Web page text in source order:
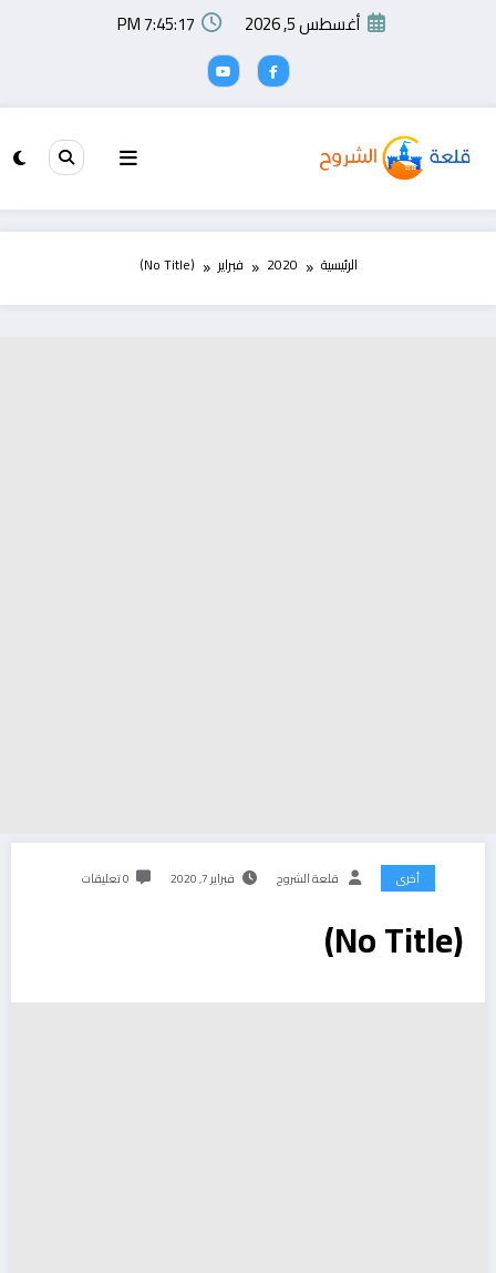
أغسطس 5, 2026 7:45:17 PM
الرئيسية 2020 فبراير (No Title)
أخرى قلعة الشروح فبراير 7, 2020 0 تعليقات
(No Title)